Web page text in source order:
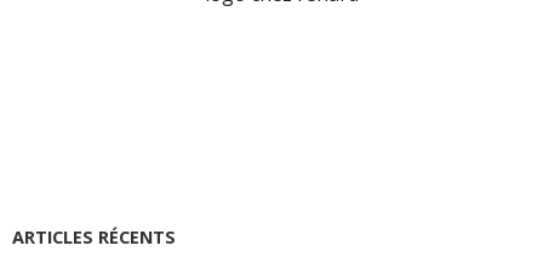
ARTICLES RÉCENTS